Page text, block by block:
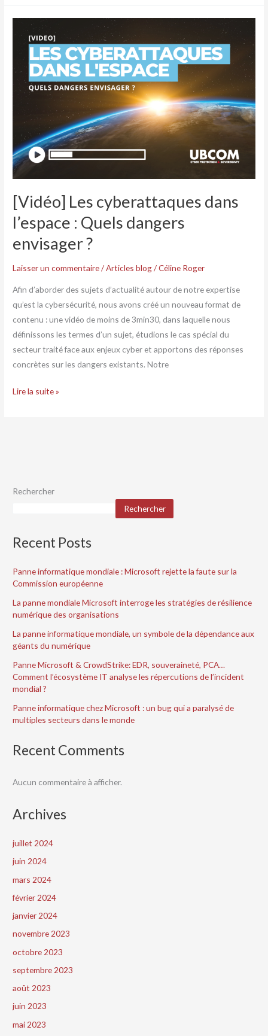
[Vidéo] Les cyberattaques dans
l’espace : Quels dangers
envisager ?
Laisser un commentaire/Articles blog/Céline Roger
Afin d’aborder des sujets d’actualité autour de notre expertise
qu’est la cybersécurité, nous avons créé un nouveau format de
contenu : une vidéo de moins de 3min30, dans laquelle nous
définissons les termes d’un sujet, étudions le cas spécial du
secteur traité face aux enjeux cyber et apportons des réponses
concrètes sur les dangers existants. Notre
[Vidéo]
cyberattaques
dans
l’espace :
Quels
dangers
envisager ?
Lire la suite »
Rechercher
Rechercher
Recent Posts
Panne informatique mondiale : Microsoft rejette la faute sur la
Commission européenne
La panne mondiale Microsoft interroge les stratégies de résilience
numérique des organisations
La panne informatique mondiale, un symbole de la dépendance aux
géants du numérique
Panne Microsoft & CrowdStrike: EDR, souveraineté, PCA…
Comment l’écosystème IT analyse les répercutions de l’incident
mondial ?
Panne informatique chez Microsoft : un bug qui a paralysé de
multiples secteurs dans le monde
Recent Comments
Aucun commentaire à afficher.
Archives
juillet 2024
juin 2024
mars 2024
février 2024
janvier 2024
novembre 2023
octobre 2023
septembre 2023
août 2023
juin 2023
mai 2023